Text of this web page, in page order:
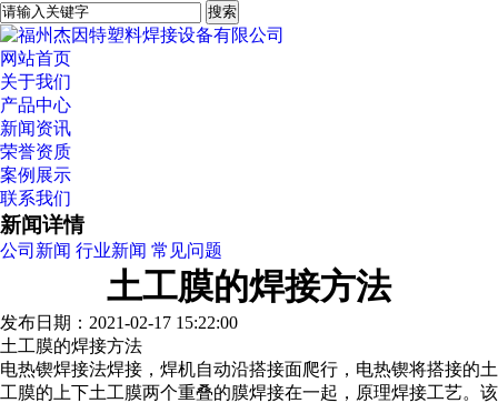
网站首页
关于我们
产品中心
新闻资讯
荣誉资质
案例展示
联系我们
新闻详情
公司新闻 行业新闻 常见问题
土工膜的焊接方法
发布日期：2021-02-17 15:22:00
土工膜的焊接方法
电热锲焊接法焊接，焊机自动沿搭接面爬行，电热锲将搭接的土
工膜的上下土工膜两个重叠的膜焊接在一起，原理焊接工艺。该